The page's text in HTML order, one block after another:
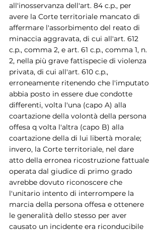
all'inosservanza dell'art. 84 c.p., per
avere la Corte territoriale mancato di
affermare l'assorbimento del reato di
minaccia aggravata, di cui all'art. 612
c.p., comma 2, e art. 61 c.p., comma 1, n.
2, nella più grave fattispecie di violenza
privata, di cui all'art. 610 c.p.,
erroneamente ritenendo che l'imputato
abbia posto in essere due condotte
differenti, volta l'una (capo A) alla
coartazione della volontà della persona
offesa q volta l'altra (capo B) alla
coartazione della di lui libertà morale;
invero, la Corte territoriale, nel dare
atto della erronea ricostruzione fattuale
operata dal giudice di primo grado
avrebbe dovuto riconoscere che
l'unitario intento di interrompere la
marcia della persona offesa e ottenere
le generalità dello stesso per aver
causato un incidente era riconducibile